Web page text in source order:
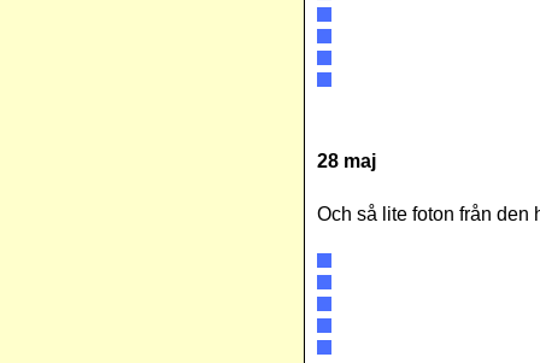
28 maj
Och så lite foton från den